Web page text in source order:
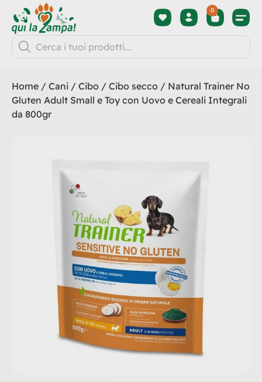
0
Home / Cani / Cibo / Cibo secco / Natural Trainer No
Gluten Adult Small e Toy con Uovo e Cereali Integrali
da 800gr